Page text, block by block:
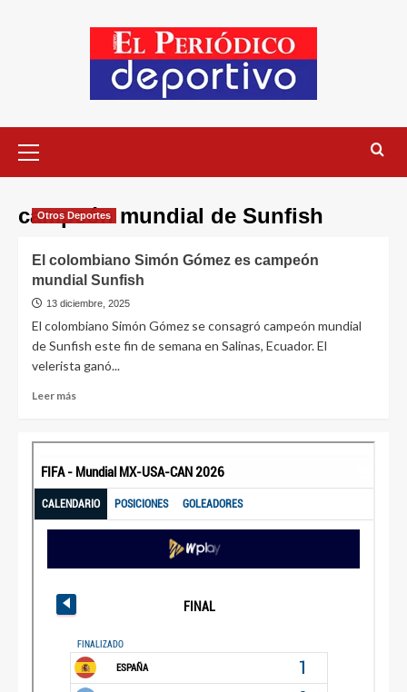
campeón mundial de Sunfish
Otros Deportes
El colombiano Simón Gómez es campeón
mundial Sunfish
13 diciembre, 2025
El colombiano Simón Gómez se consagró campeón mundial
de Sunfish este fin de semana en Salinas, Ecuador. El
velerista ganó...
Leer más